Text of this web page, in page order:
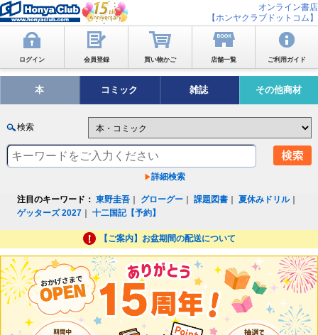
オンライン書店
【ホンヤクラブドットコム】
ログイン 会員登録 買い物かご 店舗一覧 ご利用ガイド
本 コミック 雑誌 その他商材
検索
詳細検索
注目のキーワード： 東野圭吾 グローグー ｜課題図書 ｜夏休みドリル｜
ゲッターズ 2027 ｜十二国記【予約】
【ご案内】お盆期間の配送について